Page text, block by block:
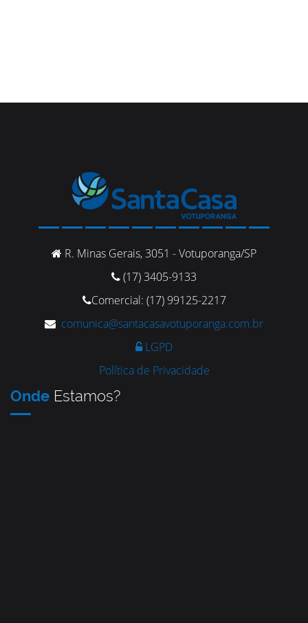
R. Minas Gerais, 3051 - Votuporanga/SP
(17) 3405-9133
Comercial: (17) 99125-2217
comunica@santacasavotuporanga.com.br
LGPD
Política de Privacidade
Onde Estamos?